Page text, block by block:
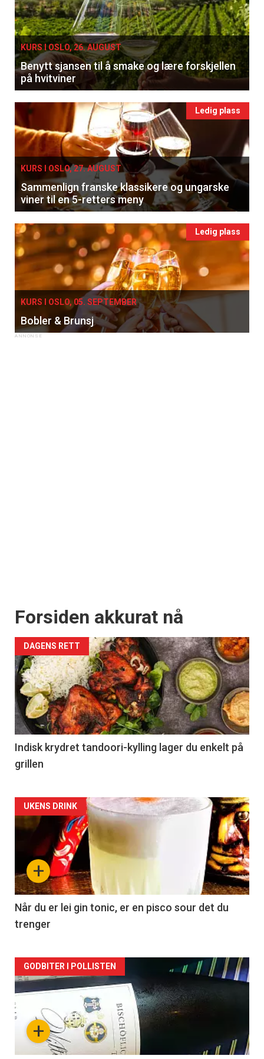
KURS I OSLO, 26. AUGUST
Benytt sjansen til å smake og lære forskjellen
på hvitviner
Ledig plass
KURS I OSLO, 27. AUGUST
Sammenlign franske klassikere og ungarske
viner til en 5-retters meny
Ledig plass
KURS I OSLO, 05. SEPTEMBER
Bobler & Brunsj
Forsiden akkurat nå
DAGENS RETT
Indisk krydret tandoori-kylling lager du enkelt på
grillen
Forsiden
akkurat
nå
-
2
+
UKENS DRINK
Når du er lei gin tonic, er en pisco sour det du
trenger
Forsiden
akkurat
nå+
GODBITER I POLLISTEN